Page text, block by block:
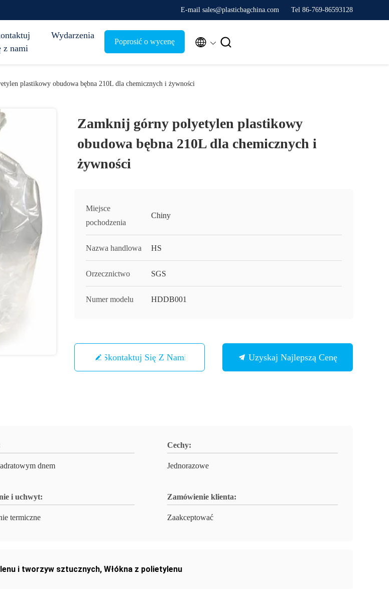
E-mail sales@plasticbagchina.com Tel 86-769-86593128
z nami
Wydarzenia
Poprosić o wycenę  
plastikowy obudowa bębna 210L dla chemicznych i żywności
Zamknij górny polyetylen plastikowy
obudowa bębna 210L dla chemicznych i
żywności
Miejsce
pochodzenia
Chiny
Nazwa handlowa HS
Orzecznictwo SGS
Numer modelu HDDB001
Skontaktuj Się Z Nami Uzyskaj Najlepszą Cenę
dnem
Cechy:
Jednorazowe
i uchwyt:
termiczne
Zamówienie klienta:
Zaakceptować
i tworzyw sztucznych, Włókna z polietylenu